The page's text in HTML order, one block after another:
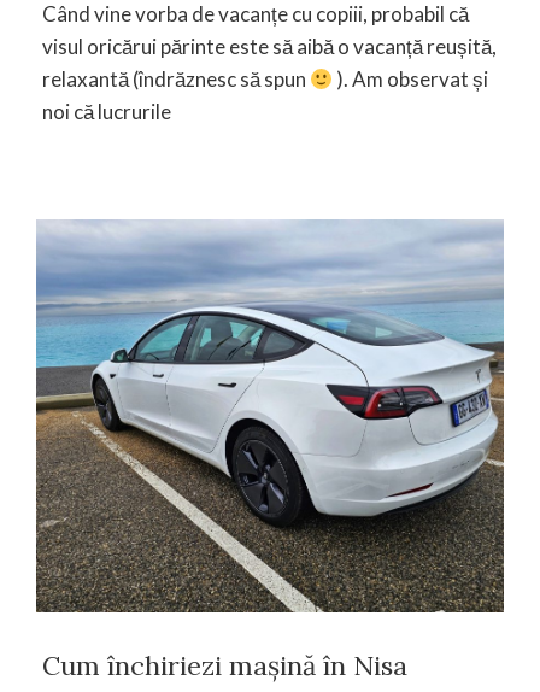
Când vine vorba de vacanțe cu copiii, probabil că
visul oricărui părinte este să aibă o vacanță reușită,
relaxantă (îndrăznesc să spun
). Am observat și
noi că lucrurile
Cum închiriezi maşină în Nisa